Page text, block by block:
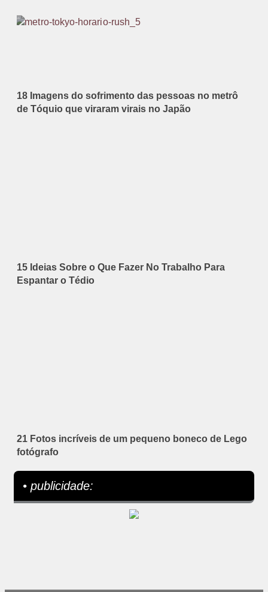
18 Imagens do sofrimento das pessoas no metrô
de Tóquio que viraram virais no Japão
15 Ideias Sobre o Que Fazer No Trabalho Para
Espantar o Tédio
21 Fotos incríveis de um pequeno boneco de Lego
fotógrafo
• publicidade: